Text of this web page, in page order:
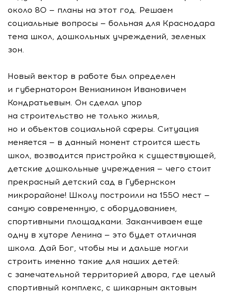
около 80 — планы на этот год. Решаем
социальные вопросы — больная для Краснодара
тема школ, дошкольных учреждений, зеленых
зон.
Новый вектор в работе был определен
и губернатором Вениамином Ивановичем
Кондратьевым. Он сделал упор
на строительство не только жилья,
но и объектов социальной сферы. Ситуация
меняется — в данный момент строится шесть
школ, возводится пристройка к существующей,
детские дошкольные учреждения — чего стоит
прекрасный детский сад в Губернском
микрорайоне! Школу построили на 1550 мест —
самую современную, с оборудованием,
спортивными площадками. Заканчиваем еще
одну в хуторе Ленина — это будет отличная
школа. Дай Бог, чтобы мы и дальше могли
строить именно такие для наших детей:
с замечательной территорией двора, где целый
спортивный комплекс, с шикарным актовым